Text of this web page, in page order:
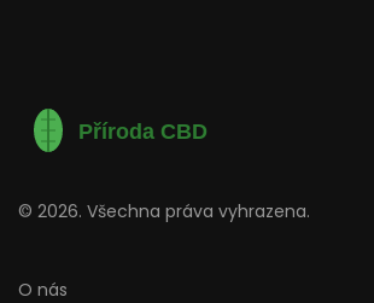
© 2026. Všechna práva vyhrazena.
O nás